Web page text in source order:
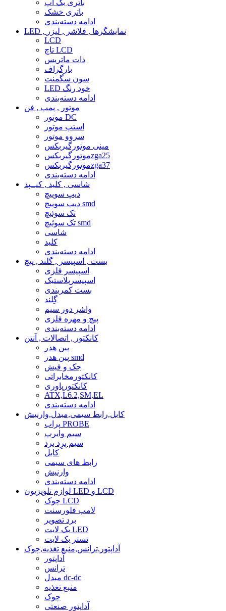
باتری بک آپ
باتری خشک
ادامه دسته‌بندی
LED , نمایشگرها , فلاشر , لیزر
LCD
تاچ LCD
دات ماتریس
بارگراف
سون سگمنت
LED خود رنگ
ادامه دسته‌بندی
موتور , پمپ , فن
موتور DC
استپ موتور
سروو موتور
مینی موتورگیربکس
موتورگیربکسzga25
موتورگیربکسzga37
ادامه دسته‌بندی
شاسی , کلید , کیــپد
دیپ سوییچ
دیپ سوییچ smd
تک سوئیچ
تک سوئیچ smd
شاسی
کلید
ادامه دسته‌بندی
بست , اسپیسر , گلند , پیچ
اسپیسر فلزی
اسپیسرپلاستیک
بست کمربندی
گِلند
واشر دور سیم
پیچ و مهره فلزی
ادامه دسته‌بندی
کانکتور , اتصالات , آنتن
پین هدر
پین هدر smd
جک و فیش
کانکتورمخابراتی
کانکتورپاوری
ATX,L6.2,SM,EL
ادامه دسته‌بندی
کابل,رابط سیمی,مبدل,وارنیش
پراب PROBE
سیم وایرپ
سیم بِرِد برد
کابل
رابط های سیمی
وارنیش
ادامه دسته‌بندی
لوازم تلویزیون LED و LCD
چوک LCD
لامپ فلورسنت
برد تصویر
بک لایت LED
تستر بک لایت
آداپتور,ترانس,منبع تغذیه,چوک
آداپتور
ترانس
مبدل dc-dc
منبع تغذیه
چوک
آداپتور صنعتی